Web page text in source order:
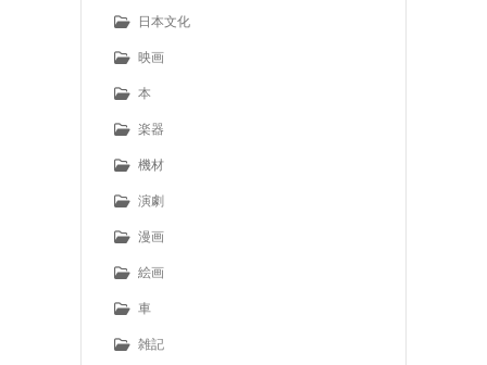
日本文化
映画
本
楽器
機材
演劇
漫画
絵画
車
雑記